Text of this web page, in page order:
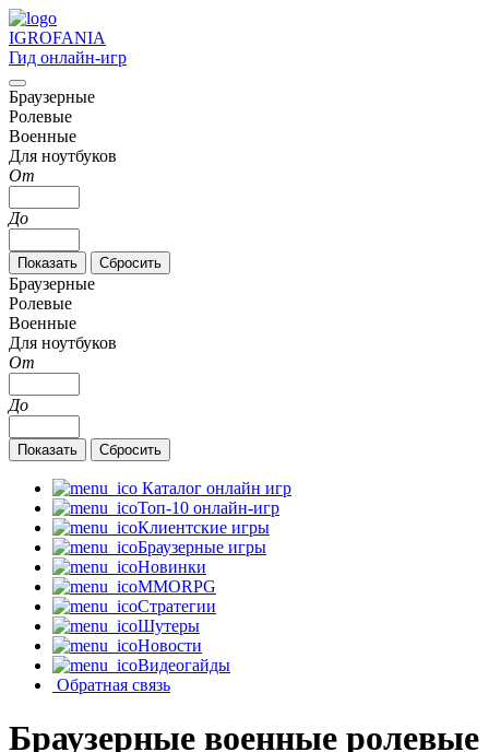
IGROFANIA
Гид онлайн-игр
Браузерные
Ролевые
Военные
Для ноутбуков
От
До
Браузерные
Ролевые
Военные
Для ноутбуков
От
До
Каталог онлайн игр
Топ-10 онлайн-игр
Клиентские игры
Браузерные игры
Новинки
MMORPG
Стратегии
Шутеры
Новости
Видеогайды
Обратная связь
Браузерные военные ролевые